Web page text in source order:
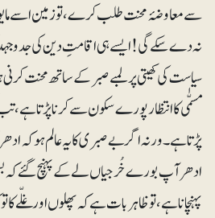
سے معاوضۂ محنت طلب کرے، تو زمین اسے
نہ دے سکے گی! ایسے ہی اقامتِ دین کی جدوجہد
سیاست کی کھیتی پر لمبے صبر کے ساتھ محنت
مسمّٰی کا انتظار پورے سکون سے کرنا پڑتا
پڑتا ہے۔ ورنہ اگر بے صبری کا یہ عالم ہو کہ
ادھر آپ بورے خُرجیاں لے کے پہنچ گئے کہ
پہنچانا ہے، تو ظاہر بات ہے کہ پھلوں اور غلّے کا